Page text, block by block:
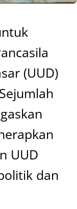
(UUD)
UUD
dan